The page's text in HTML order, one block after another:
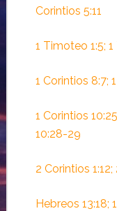
Corintios 5:11
1 Timoteo 1:5;
1 Corintios 8:7;
1 Corintios
10:28-29
2 Corintios
Hebreos 13:18;